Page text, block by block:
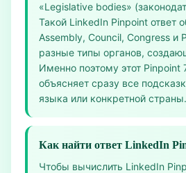
«Legislative bodies»
Такой LinkedIn Pinpoint ответ
Assembly, Council, Congress и
разные типы органов,
Именно поэтому этот Pinpoint
объясняет сразу все
языка или конкретной страны.
Как найти ответ LinkedIn
Чтобы вычислить LinkedIn